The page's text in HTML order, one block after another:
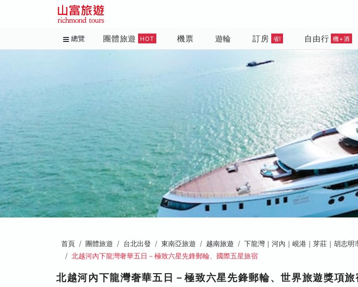
總覽 團體旅遊 HOT 機票 遊輪 訂房 省! 自由行 機+酒
首頁 團體旅遊 台北出發 東南亞旅遊 越南旅遊
下龍灣｜河內｜峴港｜芽莊｜胡志明
北越河內下龍灣奢華五日－極致六星先鋒郵輪、國際五星旅宿
北越河內下龍灣奢華五日－極致六星先鋒郵輪、世界旅遊獎項